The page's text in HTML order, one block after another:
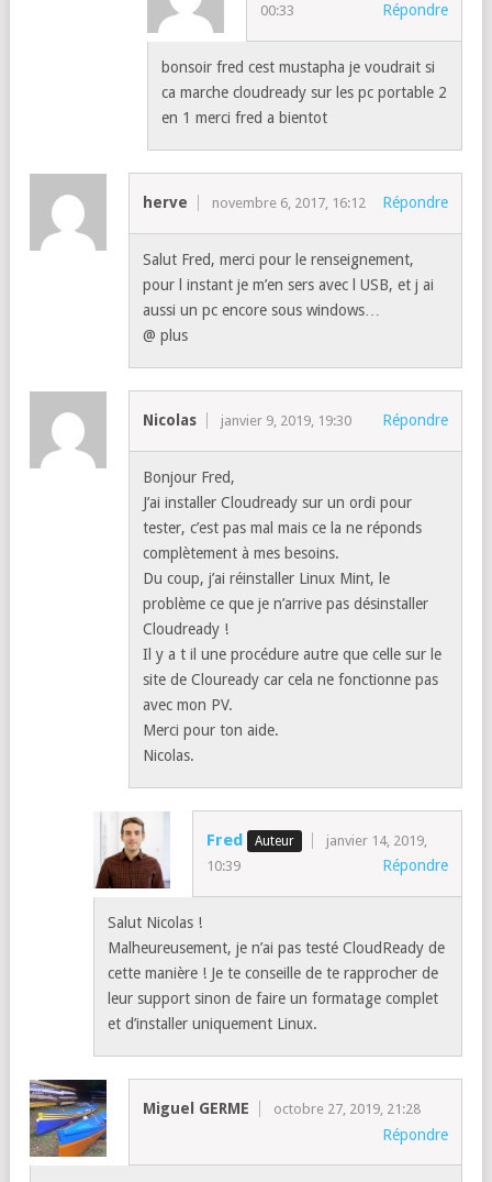
00:33
Répondre
bonsoir fred cest mustapha je voudrait si
ca marche cloudready sur les pc portable 2
en 1 merci fred a bientot
herve novembre 6, 2017, 16:12 Répondre
Salut Fred, merci pour le renseignement,
pour l instant je m’en sers avec l USB, et j ai
aussi un pc encore sous windows…
@ plus
Nicolas janvier 9, 2019, 19:30 Répondre
Bonjour Fred,
J’ai installer Cloudready sur un ordi pour
tester, c’est pas mal mais ce la ne réponds
complètement à mes besoins.
Du coup, j’ai réinstaller Linux Mint, le
problème ce que je n’arrive pas désinstaller
Cloudready !
Il y a t il une procédure autre que celle sur le
site de Clouready car cela ne fonctionne pas
avec mon PV.
Merci pour ton aide.
Nicolas.
Fred
janvier 14, 2019,
10:39
Répondre
Salut Nicolas !
Malheureusement, je n’ai pas testé CloudReady de
cette manière ! Je te conseille de te rapprocher de
leur support sinon de faire un formatage complet
et d’installer uniquement Linux.
Miguel GERME octobre 27, 2019, 21:28
Répondre